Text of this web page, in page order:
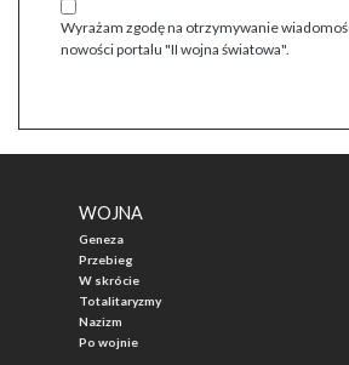
Wyrażam zgodę na otrzymywanie
nowości portalu "II wojna światowa".
WOJNA
Geneza
Przebieg
W skrócie
Totalitaryzmy
Nazizm
Po wojnie